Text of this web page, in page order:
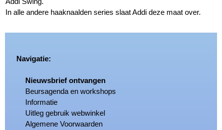
In alle andere haaknaalden series slaat Addi deze maat over.
Navigatie:
Nieuwsbrief ontvangen
Beursagenda en workshops
Informatie
Uitleg gebruik webwinkel
Algemene Voorwaarden